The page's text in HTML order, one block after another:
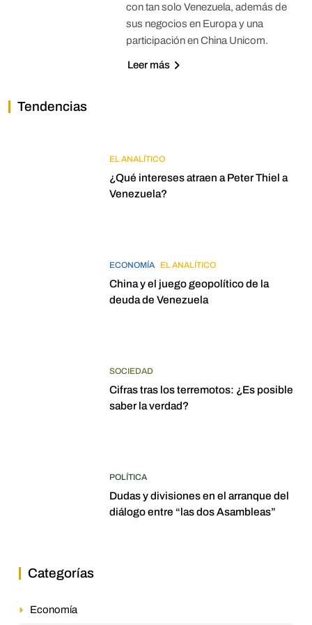
con tan solo Venezuela, además de
sus negocios en Europa y una
participación en China Unicom.
Leer más
Tendencias
EL ANALÍTICO
¿Qué intereses atraen a Peter Thiel a
Venezuela?
ECONOMÍA EL ANALÍTICO
China y el juego geopolítico de la
deuda de Venezuela
SOCIEDAD
Cifras tras los terremotos: ¿Es posible
saber la verdad?
POLÍTICA
Dudas y divisiones en el arranque del
diálogo entre “las dos Asambleas”
Categorías
Economía